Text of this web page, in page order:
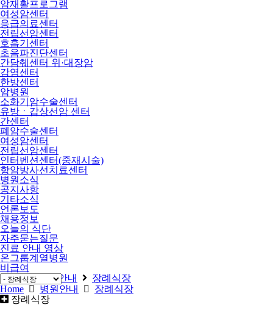
암재활프로그램
여성암센터
응급의료센터
전립선암센터
호흡기센터
초음파진단센터
간담췌센터 위·대장암
감염센터
한방센터
암병원
소화기암수술센터
유방ㆍ갑상선암 센터
간센터
폐암수술센터
여성암센터
전립선암센터
인터벤션센터(중재시술)
항암방사선치료센터
병원소식
공지사항
기타소식
언론보도
채용정보
오늘의 식단
자주묻는질문
진료 안내 영상
온그룹계열병원
비급여
Home
병원안내
장례식장
Home
병원안내
장례식장
장례식장